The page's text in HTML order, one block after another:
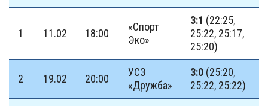
1 11.02 18:00
«Спорт
Эко»
3:1 (22:25,
25:22, 25:17,
25:20)
2 19.02 20:00
УСЗ
«Дружба»
3:0 (25:20,
25:22, 25:22)